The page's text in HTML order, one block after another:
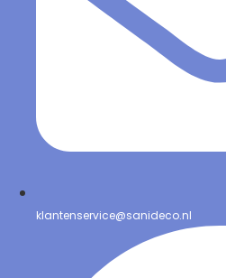
klantenservice@sanideco.nl